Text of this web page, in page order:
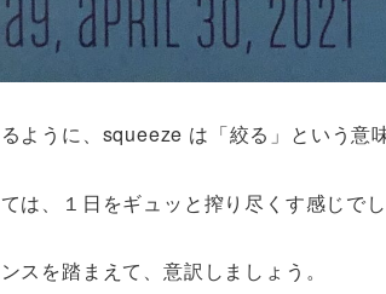
ように、 squeeze は「絞る」という意
は、１日をギュッと搾り尽くす感じでし
スを踏まえて、意訳しましょう。